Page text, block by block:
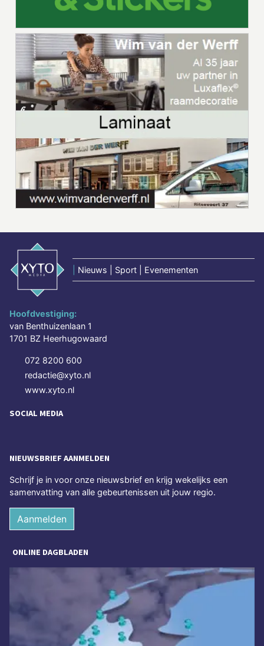
Nieuws | Sport | Evenementen
Hoofdvestiging:
van Benthuizenlaan 1
1701 BZ Heerhugowaard
072 8200 600
redactie@xyto.nl
www.xyto.nl
SOCIAL MEDIA
NIEUWSBRIEF AANMELDEN
Schrijf je in voor onze nieuwsbrief en krijg wekelijks een
samenvatting van alle gebeurtenissen uit jouw regio.
Aanmelden
ONLINE DAGBLADEN